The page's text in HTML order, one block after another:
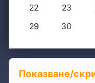
Няма събития,
22 Няма
23
Няма събития,
29 Няма
30
Блокове
Прескочи Показване/
Показване/